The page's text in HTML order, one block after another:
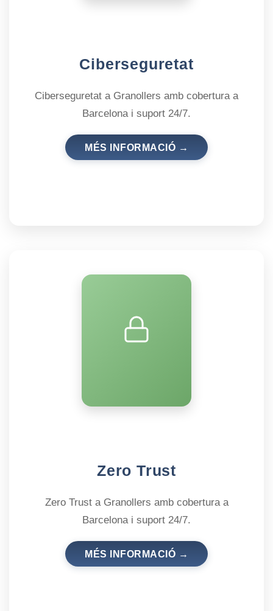
Ciberseguretat
Ciberseguretat a Granollers amb cobertura a
Barcelona i suport 24/7.
MÉS INFORMACIÓ →
Zero Trust
Zero Trust a Granollers amb cobertura a
Barcelona i suport 24/7.
MÉS INFORMACIÓ →